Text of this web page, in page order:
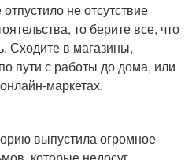
не отсутствие
то берите все, что
Сходите в магазины,
пути с работы до дома, или
маркетах.
выпустила огромное